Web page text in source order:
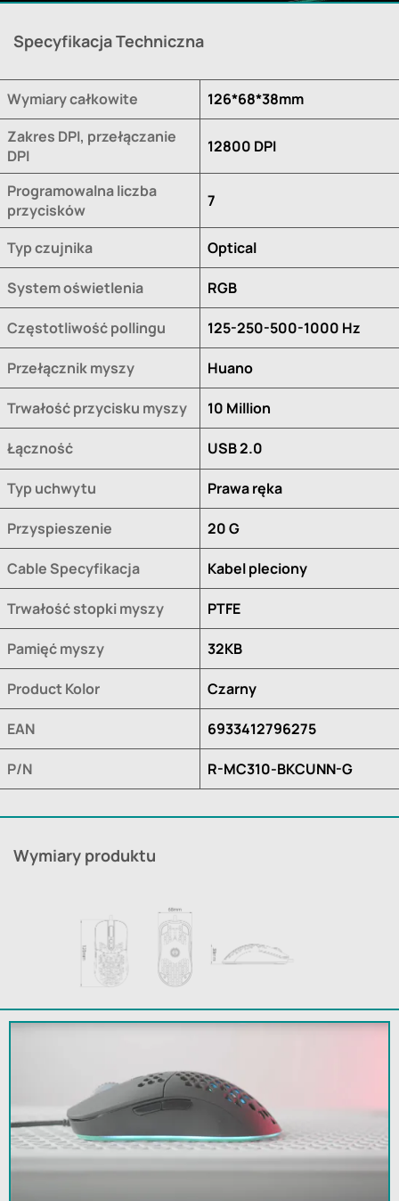
Specyfikacja Techniczna
Wymiary całkowite
126*68*38mm
Zakres DPI, przełączanie
DPI
12800 DPI
Programowalna liczba
przycisków
7
Typ czujnika Optical
System oświetlenia RGB
Częstotliwość pollingu 125-250-500-1000 Hz
Przełącznik myszy Huano
Trwałość przycisku myszy 10 Million
Łączność USB 2.0
Typ uchwytu Prawa ręka
Przyspieszenie 20 G
Cable Specyfikacja Kabel pleciony
Trwałość stopki myszy PTFE
Pamięć myszy 32KB
Product Kolor Czarny
EAN 6933412796275
P/N R-MC310-BKCUNN-G
Wymiary produktu